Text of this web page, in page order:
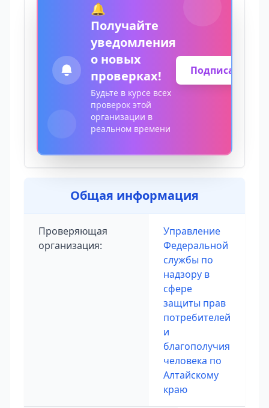
🔔
Получайте
уведомления
о новых
проверках!
Будьте в курсе всех
проверок этой
организации в
реальном времени
Подписаться
Общая информация
Проверяющая
организация:
Управление
Федеральной
службы по
надзору в
сфере
защиты прав
потребителей
и
благополучия
человека по
Алтайскому
краю